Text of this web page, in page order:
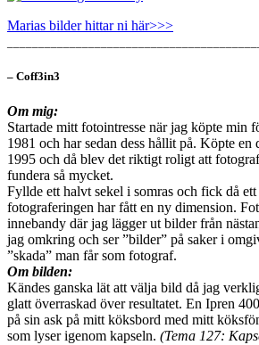
Marias bilder hittar ni här>>>
– Coff3in3
Om mig:
Startade mitt fotointresse när jag köpte min
1981 och har sedan dess hållit på. Köpte en
1995 och då blev det riktigt roligt att
fundera så mycket.
Fyllde ett halvt sekel i somras och fick då
fotograferingen har fått en ny dimension.
innebandy där jag lägger ut bilder från
jag omkring och ser ”bilder” på saker i
”skada” man får som fotograf.
Om bilden:
Kändes ganska lät att välja bild då jag
glatt överraskad över resultatet. En Ipren
på sin ask på mitt köksbord med mitt
som lyser igenom kapseln. (Tema 127: